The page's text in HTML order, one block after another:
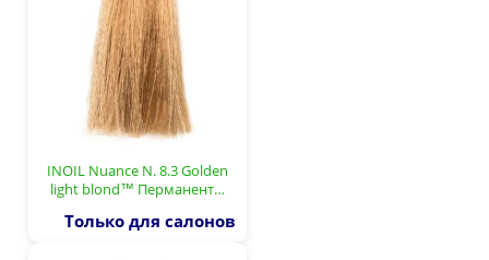
INOIL Nuance N. 8.3 Golden
light blond™ Перманент…
Только для салонов